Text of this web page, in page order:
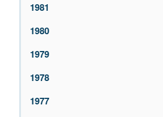
1981
1980
1979
1978
1977